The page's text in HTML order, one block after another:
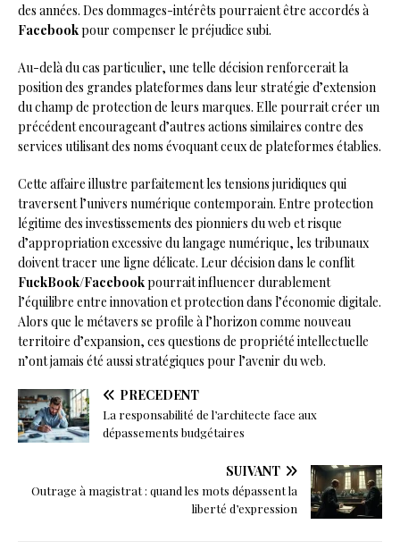
des années. Des dommages-intérêts pourraient être accordés à
Facebookpour compenser le préjudice subi.
Au-delà du cas particulier, une telle décision renforcerait la
position des grandes plateformes dans leur stratégie d’extension
du champ de protection de leurs marques. Elle pourrait créer un
précédent encourageant d’autres actions similaires contre des
services utilisant des noms évoquant ceux de plateformes établies.
Cette affaire illustre parfaitement les tensions juridiques qui
traversent l’univers numérique contemporain. Entre protection
légitime des investissements des pionniers du web et risque
d’appropriation excessive du langage numérique, les tribunaux
doivent tracer une ligne délicate. Leur décision dans le conflit
FuckBook/Facebookpourrait influencer durablement
l’équilibre entre innovation et protection dans l’économie digitale.
Alors que le métavers se profile à l’horizon comme nouveau
territoire d’expansion, ces questions de propriété intellectuelle
n’ont jamais été aussi stratégiques pour l’avenir du web.
PRÉCÉDENT
La responsabilité de l’architecte face aux
dépassements budgétaires
SUIVANT
Outrage à magistrat : quand les mots dépassent la
liberté d’expression